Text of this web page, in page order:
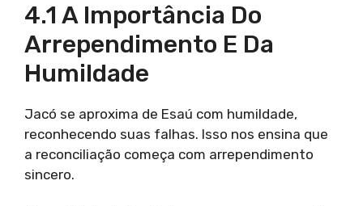
4.1 A Importância Do
Arrependimento E Da
Humildade
Jacó se aproxima de Esaú com humildade,
reconhecendo suas falhas. Isso nos ensina que
a reconciliação começa com arrependimento
sincero.